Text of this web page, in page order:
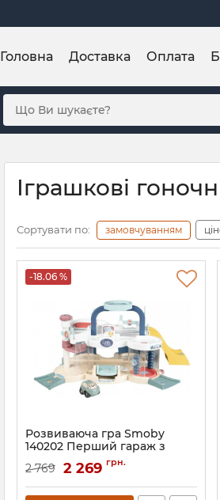
Головна Доставка Оплата
Іграшкові
Сортувати по: замовчуванням
-18.06 %
Розвиваюча гра Smoby
140202 Перший гараж з
Артикул:7600140202
2 769 2 269 грн.